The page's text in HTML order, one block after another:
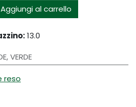
Aggiungi al carrello
13.0
,VERDE
reso